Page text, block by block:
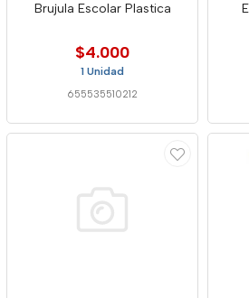
Brujula Escolar Plastica
$4.000
1 Unidad
655535510212